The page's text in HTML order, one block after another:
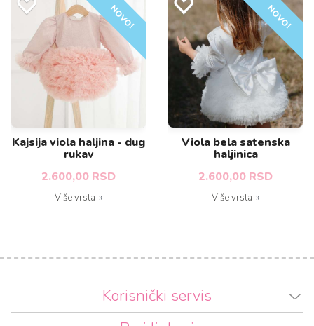
NOVO!
Kajsija viola haljina - dug
rukav
2.600,00 RSD
Više vrsta
NOVO!
Viola bela satenska
haljinica
2.600,00 RSD
Više vrsta
Korisnički servis